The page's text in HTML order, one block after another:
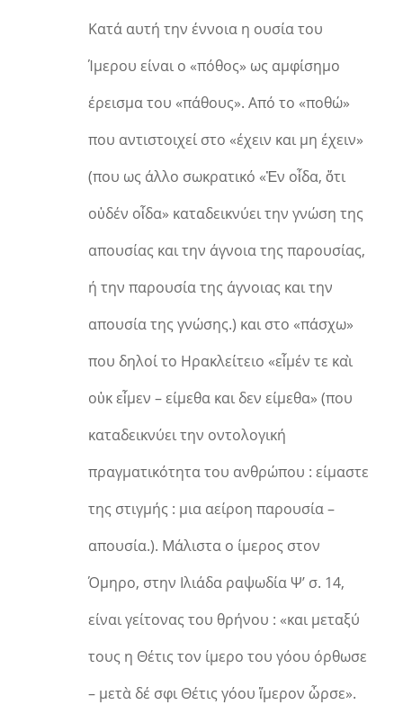
Κατά αυτή την έννοια η ουσία του
Ίμερου είναι ο «πόθος» ως αμφίσημο
έρεισμα του «πάθους». Από το «ποθώ»
που αντιστοιχεί στο «έχειν και μη έχειν»
(που ως άλλο σωκρατικό «Ἐν οἶδα, ὅτι
οὐδέν οἶδα» καταδεικνύει την γνώση της
απουσίας και την άγνοια της παρουσίας,
ή την παρουσία της άγνοιας και την
απουσία της γνώσης.) και στο «πάσχω»
που δηλοί το Ηρακλείτειο «εἶμέν τε καὶ
οὐκ εἶμεν – είμεθα και δεν είμεθα» (που
καταδεικνύει την οντολογική
πραγματικότητα του ανθρώπου : είμαστε
της στιγμής : μια αείροη παρουσία –
απουσία.). Μάλιστα ο ίμερος στον
Όμηρο, στην Ιλιάδα ραψωδία Ψ’ σ. 14,
είναι γείτονας του θρήνου : «και μεταξύ
τους η Θέτις τον ίμερο του γόου όρθωσε
– μετὰ δέ σφι Θέτις γόου ἵμερον ὦρσε».